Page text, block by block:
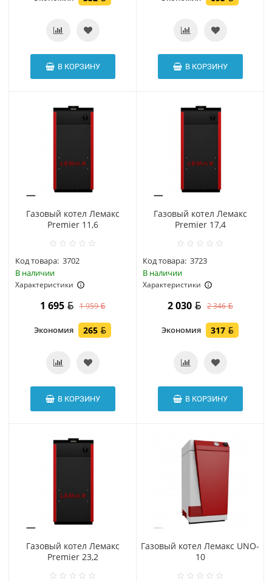
В КОРЗИНУ В КОРЗИНУ
Газовый котел Лемакс
Premier 11,6
Код товара: 3702
В наличии
Характеристики
1 695 1 959
Экономия 265
В КОРЗИНУ
Газовый котел Лемакс
Premier 17,4
Код товара: 3723
В наличии
Характеристики
2 030 2 346
Экономия 317
В КОРЗИНУ
Газовый котел Лемакс
Premier 23,2
Газовый котел Лемакс UNO-
10